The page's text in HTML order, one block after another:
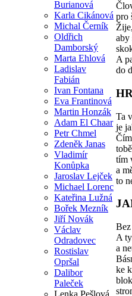
Burianová
Karla Cikánová
Michal Černík
Oldřich
Damborský
Marta Ehlová
Ladislav
Fabián
Ivan Fontana
Eva Frantinová
Martin Honzák
Adam El Chaar
Petr Chmel
Zdeněk Janas
Vladimír
Konůpka
Jaroslav Lejček
Michael Lorenc
Kateřina Lužná
Bořek Mezník
Jiří Novák
Václav
Odradovec
Rostislav
Opršal
Dalibor
Paleček
Lenka Pešlová
pro
Žije,
aby
A
do
Ta
je
tím
a
to
A
a
ke